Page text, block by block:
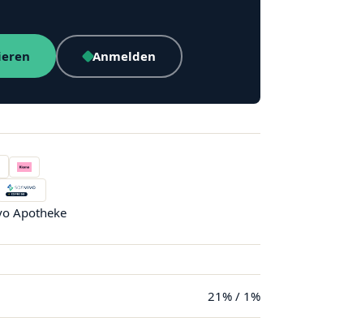
Anmelden
Apotheke
21% / 1%